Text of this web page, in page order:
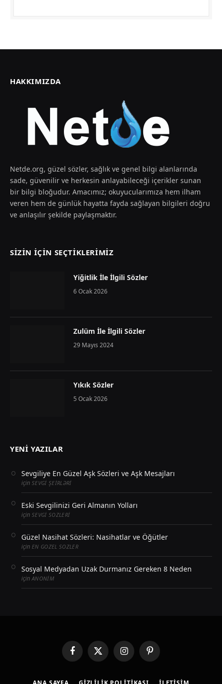
HAKKIMIZDA
Netde.org, güzel sözler, sağlık ve genel bilgi alanlarında
sade, güvenilir ve herkesin anlayabileceği içerikler sunan
bir bilgi bloğudur. Amacımız; okuyucularımıza hem ilham
veren hem de günlük hayatta fayda sağlayan bilgileri doğru
ve anlaşılır şekilde paylaşmaktır.
SIZIN İÇIN SEÇTIKLERIMIZ
Yiğitlik İle İlgili Sözler
6 Ocak 2026
Zulüm İle İlgili Sözler
29 Mayıs 2024
Yıkık Sözler
5 Ocak 2026
YENI YAZILAR
Sevgiliye En Güzel Aşk Sözleri ve Aşk Mesajları
için SEVGI ŞEIRLƏRI
Eski Sevgilinizi Geri Almanın Yolları
için SEVGI SOZLERI
Güzel Nasihat Sözleri: Nasihatlar ve Öğütler
için EN GOZEL SOZLER
Sosyal Medyadan Uzak Durmanız Gereken 8 Neden
içinANONIM
FacebookX
(Twitter)
InstagramPinterest